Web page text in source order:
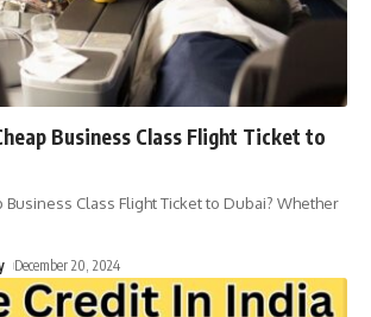
Business Class Flight Ticket to
Business Class Flight Ticket to Dubai? Whether
December 20, 2024